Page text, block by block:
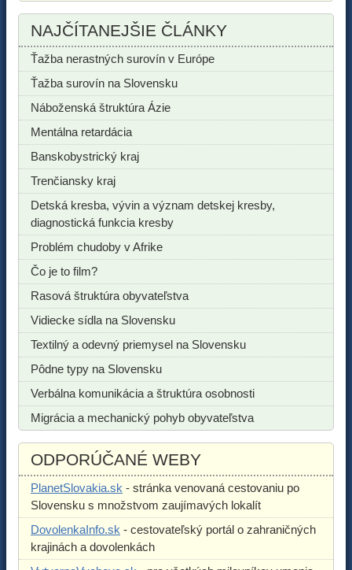
NAJČÍTANEJŠIE ČLÁNKY
Ťažba nerastných surovín v Európe
Ťažba surovín na Slovensku
Náboženská štruktúra Ázie
Mentálna retardácia
Banskobystrický kraj
Trenčiansky kraj
Detská kresba, vývin a význam detskej kresby,
diagnostická funkcia kresby
Problém chudoby v Afrike
Čo je to film?
Rasová štruktúra obyvateľstva
Vidiecke sídla na Slovensku
Textilný a odevný priemysel na Slovensku
Pôdne typy na Slovensku
Verbálna komunikácia a štruktúra osobnosti
Migrácia a mechanický pohyb obyvateľstva
ODPORÚČANÉ WEBY
PlanetSlovakia.sk - stránka venovaná cestovaniu po
Slovensku s množstvom zaujímavých lokalít
DovolenkaInfo.sk - cestovateľský portál o zahraničných
krajinách a dovolenkách